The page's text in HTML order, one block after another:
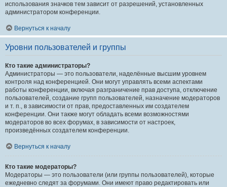
использования значков тем зависит от разрешений, установленных
администратором конференции.
Вернуться к началу
Уровни пользователей и группы
Кто такие администраторы?
Администраторы — это пользователи, наделённые высшим уровнем
контроля над конференцией. Они могут управлять всеми аспектами
работы конференции, включая разграничение прав доступа, отключение
пользователей, создание групп пользователей, назначение модераторов
и т. п., в зависимости от прав, предоставленных им создателем
конференции. Они также могут обладать всеми возможностями
модераторов во всех форумах, в зависимости от настроек,
произведённых создателем конференции.
Вернуться к началу
Кто такие модераторы?
Модераторы — это пользователи (или группы пользователей), которые
ежедневно следят за форумами. Они имеют право редактировать или